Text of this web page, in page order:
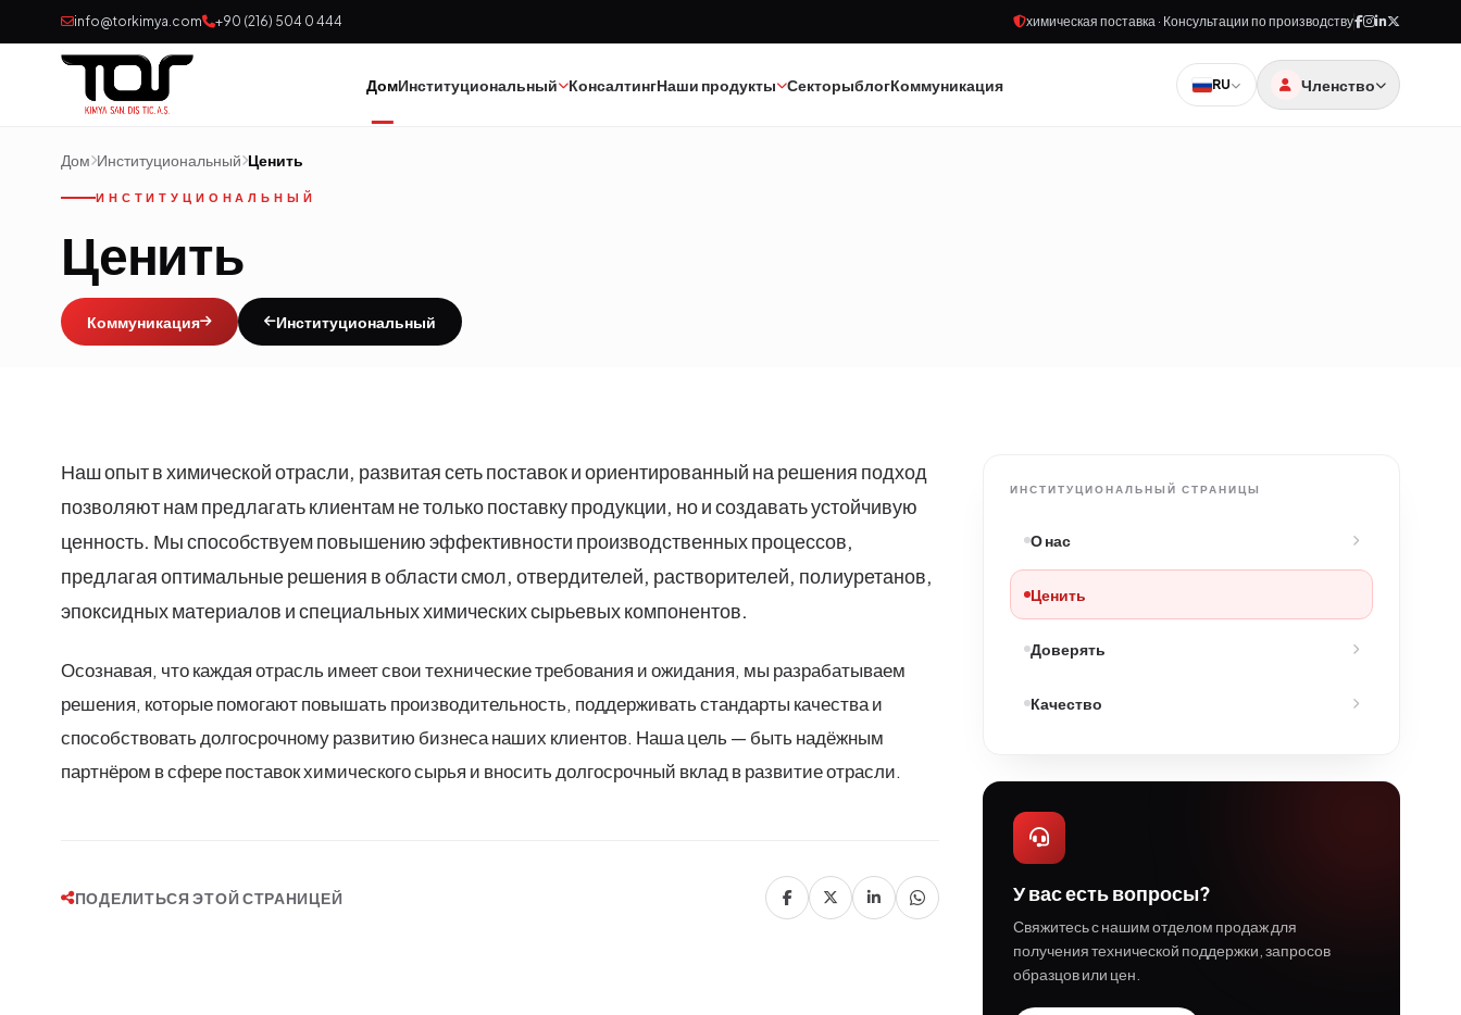
info@torkimya.com +90 (216) 504 0 444 химическая поставка · Консультации по производству
ДомИнституциональный КонсалтингНаши продукты СекторыблогКоммуникация RU Членство
Дом Институциональный Ценить
ИНСТИТУЦИОНАЛЬНЫЙ
Ценить
Коммуникация Институциональный
Наш опыт в химической отрасли, развитая сеть поставок и ориентированный на решения подход
позволяют нам предлагать клиентам не только поставку продукции, но и создавать устойчивую
ценность. Мы способствуем повышению эффективности производственных процессов,
предлагая оптимальные решения в области смол, отвердителей, растворителей, полиуретанов,
эпоксидных материалов и специальных химических сырьевых компонентов.
Осознавая, что каждая отрасль имеет свои технические требования и ожидания, мы разрабатываем
решения, которые помогают повышать производительность, поддерживать стандарты качества и
способствовать долгосрочному развитию бизнеса наших клиентов. Наша цель — быть надёжным
партнёром в сфере поставок химического сырья и вносить долгосрочный вклад в развитие отрасли.
ПОДЕЛИТЬСЯ ЭТОЙ СТРАНИЦЕЙ
ИНСТИТУЦИОНАЛЬНЫЙ СТРАНИЦЫ
О нас
Ценить
Доверять
Качество
У вас есть вопросы?
Свяжитесь с нашим отделом продаж для
получения технической поддержки, запросов
образцов или цен.